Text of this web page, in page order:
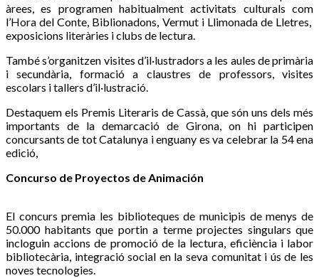
àrees, es programen habitualment activitats culturals com
l’Hora del Conte, Biblionadons, Vermut i Llimonada de Lletres,
exposicions literàries i clubs de lectura.
També s’organitzen visites d’il·lustradors a les aules de primària
i secundària, formació a claustres de professors, visites
escolars i tallers d’il·lustració.
Destaquem els Premis Literaris de Cassà, que són uns dels més
importants de la demarcació de Girona, on hi participen
concursants de tot Catalunya i enguany es va celebrar la 54 ena
edició,
Concurso de Proyectos de Animación
El concurs premia les biblioteques de municipis de menys de
50.000 habitants que portin a terme projectes singulars que
incloguin accions de promoció de la lectura, eficiència i labor
bibliotecària, integració social en la seva comunitat i ús de les
noves tecnologies.